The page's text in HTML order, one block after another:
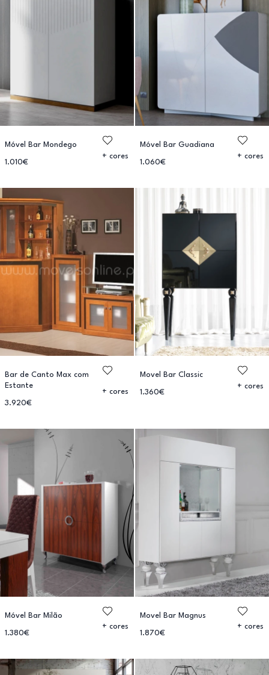
Móvel Bar Mondego
1.010€
+ cores
Móvel Bar Guadiana
1.060€
+ cores
Bar de Canto Max com
Estante
3.920€
+ cores
Movel Bar Classic
1.360€
+ cores
Móvel Bar Milão
1.380€
+ cores
Movel Bar Magnus
1.870€
+ cores